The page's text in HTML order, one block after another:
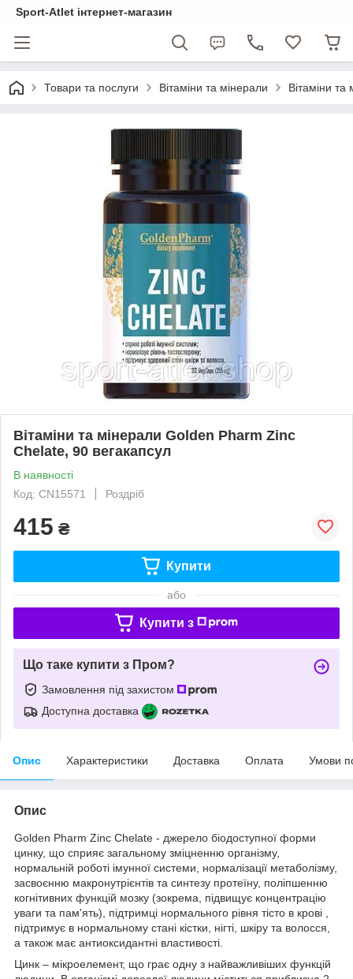
Sport-Atlet інтернет-магазин
Товари та послуги Вітаміни та мінерали Вітаміни
Вітаміни та мінерали Golden Pharm Zinc
Chelate, 90 вегакапсул
В наявності
Код: CN15571
Роздріб
415 ₴
Купити
або
Купити з
Що таке купити з Пром?
Замовлення під захистом
Доступна доставка
Опис Характеристики Доставка Оплата Умови
Опис
Golden Pharm Zinc Chelate - джерело біодоступної форми
цинку, що сприяє загальному зміцненню організму,
нормальній роботі імунної системи, нормалізації метаболізму,
засвоєнню макронутрієнтів та синтезу протеїну, поліпшенню
когнітивних функцій мозку (зокрема, підвищує концентрацію
уваги та пам'ять), підтримці нормального рівня тісто в крові ,
підтримує в нормальному стані кістки, нігті, шкіру та волосся,
а також має антиоксидантні властивості.
Цинк – мікроелемент, що грає одну з найважливіших функцій